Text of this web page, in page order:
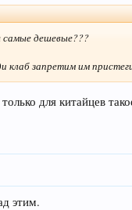
самые дешевые???
клаб запретим им
для китайцев
этим.